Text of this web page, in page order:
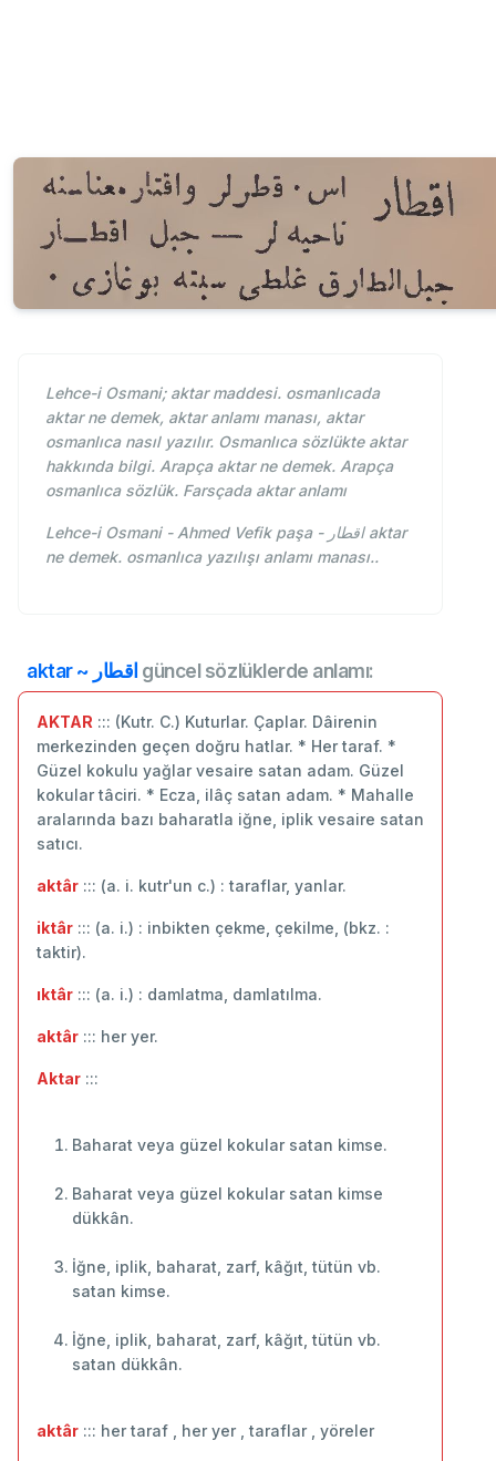
Lehce-i Osmani; aktar maddesi. osmanlıcada
aktar ne demek, aktar anlamı manası, aktar
osmanlıca nasıl yazılır. Osmanlıca sözlükte aktar
hakkında bilgi. Arapça aktar ne demek. Arapça
osmanlıca sözlük. Farsçada aktar anlamı
Lehce-i Osmani - Ahmed Vefik paşa - اقطار aktar
ne demek. osmanlıca yazılışı anlamı manası..
aktar ~ اقطار güncel sözlüklerde anlamı:
AKTAR ::: (Kutr. C.) Kuturlar. Çaplar. Dâirenin
merkezinden geçen doğru hatlar. * Her taraf. *
Güzel kokulu yağlar vesaire satan adam. Güzel
kokular tâciri. * Ecza, ilâç satan adam. * Mahalle
aralarında bazı baharatla iğne, iplik vesaire satan
satıcı.
aktâr ::: (a. i. kutr'un c.) : taraflar, yanlar.
iktâr ::: (a. i.) : inbikten çekme, çekilme, (bkz. :
taktir).
ıktâr ::: (a. i.) : damlatma, damlatılma.
aktâr ::: her yer.
Aktar :::
Baharat veya güzel kokular satan kimse.
Baharat veya güzel kokular satan kimse
dükkân.
İğne, iplik, baharat, zarf, kâğıt, tütün vb.
satan kimse.
İğne, iplik, baharat, zarf, kâğıt, tütün vb.
satan dükkân.
aktâr ::: her taraf , her yer , taraflar , yöreler